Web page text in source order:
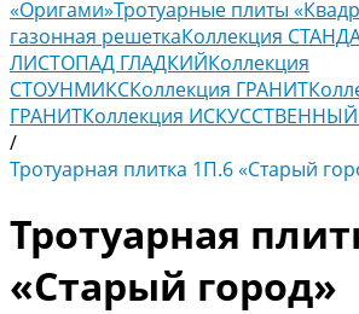
«Оригами»Тротуарные плиты
газонная решеткаКоллекция
ЛИСТОПАД ГЛАДКИЙКоллекция
СТОУНМИКСКоллекция ГРАНИТ
ГРАНИТКоллекция
/
Тротуарная плитка 1П.6 «Старый
Тротуарная
«Старый город»